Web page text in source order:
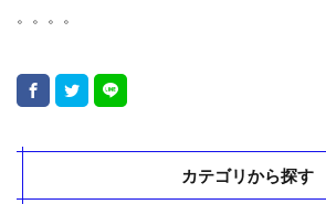
。。。。
カテゴリから探す